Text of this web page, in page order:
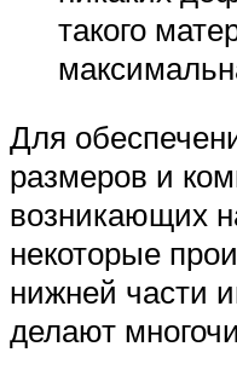
такого
Для
размеров и
возникающих
некоторые
нижней части
делают